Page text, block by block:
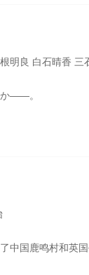
明良 白石晴香 三
黒絵（クロエ）。 不器用で人との交流を避けて生きてき
此走上虐心旅途。米良火速回国，麦香有苦说不出。米良不再相信情感，空虚中走回童年的梦。如今梦境已成长为放鹿归山的